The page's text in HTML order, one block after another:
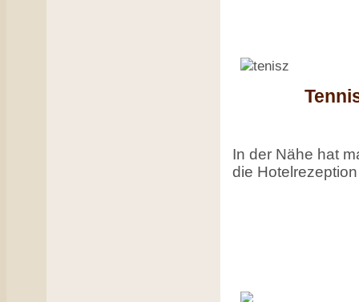
In der Nähe hat
die